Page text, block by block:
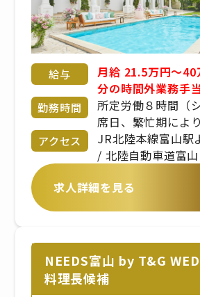
給与
月給 21.5万円～40
分の時間外業務手
ルや経験を考慮し
年収例：420万（
験・年齢などを考
規定により決定致
勤務時間
所定労働８時間（
席日、繁忙期によ
勤時間、勤務時間
異なります
アクセス
JR北陸本線富山駅
/ 北陸自動車道富
求人詳細を見る
NEEDS富山 by T&G
料理長候補